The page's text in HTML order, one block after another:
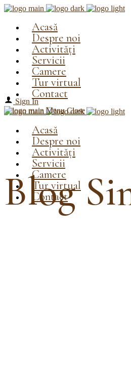
Acasă
Despre noi
Activități
Servicii
Camere
Tur virtual
Contact
Acasă
Despre noi
Activități
Servicii
Camere
Tur virtual
Contact
Sign In
Menu Close
Blog